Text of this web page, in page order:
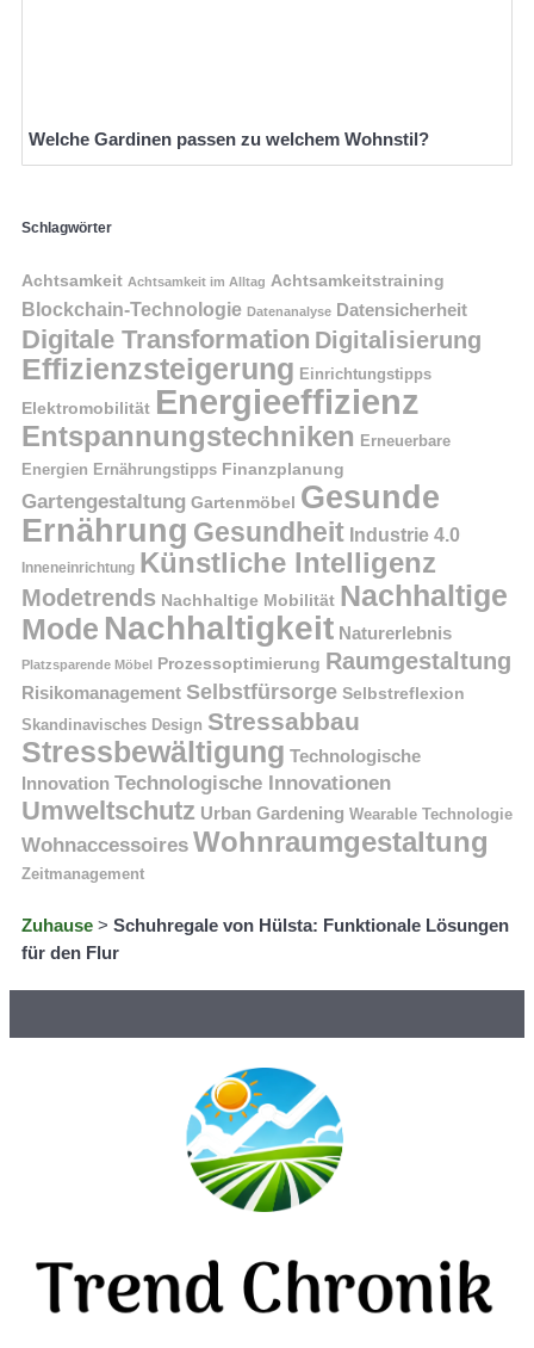
Welche Gardinen passen zu welchem Wohnstil?
Schlagwörter
Achtsamkeit Achtsamkeit im Alltag Achtsamkeitstraining
Blockchain-Technologie Datenanalyse Datensicherheit
Digitale Transformation Digitalisierung
Effizienzsteigerung Einrichtungstipps
Elektromobilität Energieeffizienz
Entspannungstechniken Erneuerbare
Energien Ernährungstipps Finanzplanung
Gartengestaltung Gartenmöbel Gesunde
Ernährung Gesundheit Industrie 4.0
Inneneinrichtung Künstliche Intelligenz
Modetrends Nachhaltige Mobilität Nachhaltige
Mode Nachhaltigkeit Naturerlebnis
Platzsparende Möbel Prozessoptimierung Raumgestaltung
Risikomanagement Selbstfürsorge Selbstreflexion
Skandinavisches Design Stressabbau
Stressbewältigung Technologische
Innovation Technologische Innovationen
Umweltschutz Urban Gardening Wearable Technologie
Wohnaccessoires Wohnraumgestaltung
Zeitmanagement
Zuhause > Schuhregale von Hülsta: Funktionale Lösungen
für den Flur